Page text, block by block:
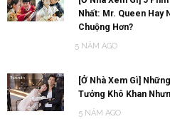
Nhất: Mr. Queen Hay
Chuộng Hơn?
5 NĂM AGO
[Ở Nhà Xem Gì]
Tưởng Khô Khan
5 NĂM AGO